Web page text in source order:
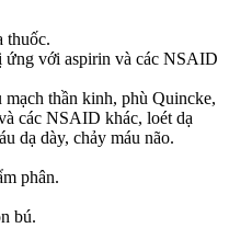
thuốc.
ứng với aspirin và các NSAID
thần kinh, phù Quincke,
các NSAID khác, loét dạ
dạ dày, chảy máu não.
phân.
bú.